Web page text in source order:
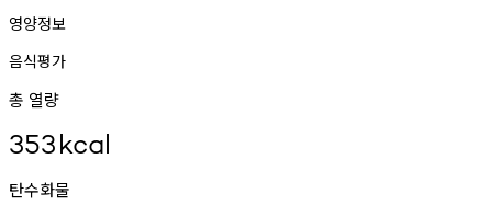
영양정보
음식평가
총 열량
353kcal
탄수화물